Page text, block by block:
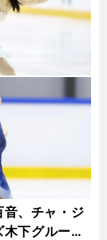
、チャ・ジ
下グループ